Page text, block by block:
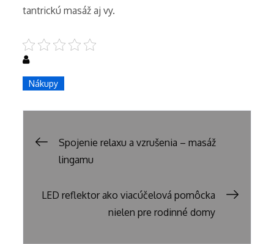
tantrickú masáž aj vy.
Nákupy
Navigace
příspěvek
Spojenie relaxu a vzrušenia – masáž
lingamu
LED reflektor ako viacúčelová pomôcka
nielen pre rodinné domy